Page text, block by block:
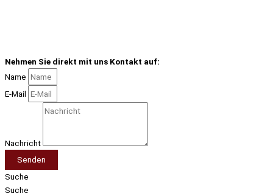
Nehmen Sie direkt mit uns Kontakt auf:
Name
E-Mail
Nachricht
Senden
Suche
Suche